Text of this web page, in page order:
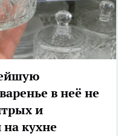
в неё не
и
кухне